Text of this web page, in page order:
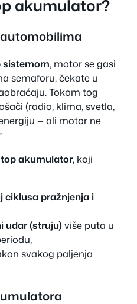
akumulator?
, motor se gasi
semaforu, čekate u
Tokom tog
(radio, klima, svetla,
— ali motor ne
akumulator, koji
ciklusa pražnjenja i
udar (struju) više puta u
svakog paljenja